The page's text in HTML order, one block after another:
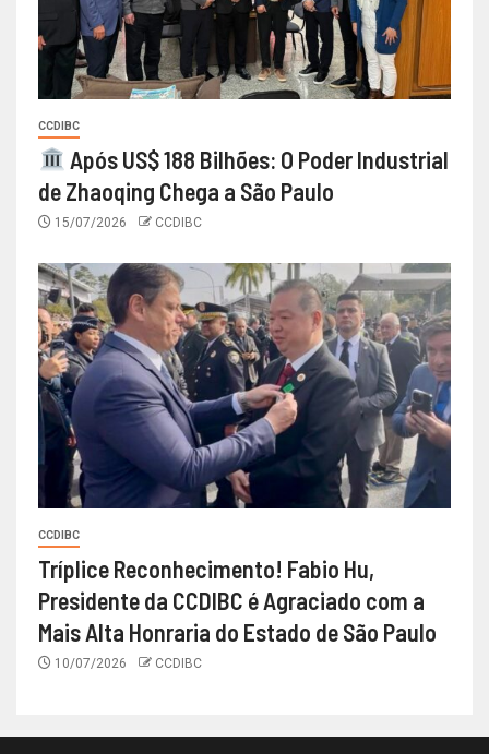
CCDIBC
Após US$ 188 Bilhões: O Poder Industrial
de Zhaoqing Chega a São Paulo
15/07/2026 CCDIBC
CCDIBC
Tríplice Reconhecimento! Fabio Hu,
Presidente da CCDIBC é Agraciado com a
Mais Alta Honraria do Estado de São Paulo
10/07/2026 CCDIBC